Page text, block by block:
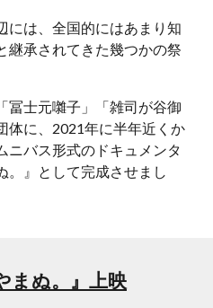
には、全国的にはあまり知
継承されてきた幾つかの祭
冨士元囃子」「雑司が谷御
体に、2021年に半年近くか
ニバス形式のドキュメンタ
。』として完成させまし
まぬ。』上映